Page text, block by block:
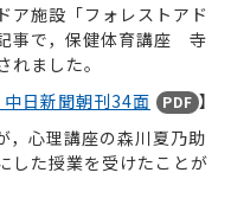
ア施設「フォレストアド
事で，保健体育講座 寺
ました。
日新聞朝刊34面 PDF 】
，心理講座の森川夏乃助
した授業を受けたことが